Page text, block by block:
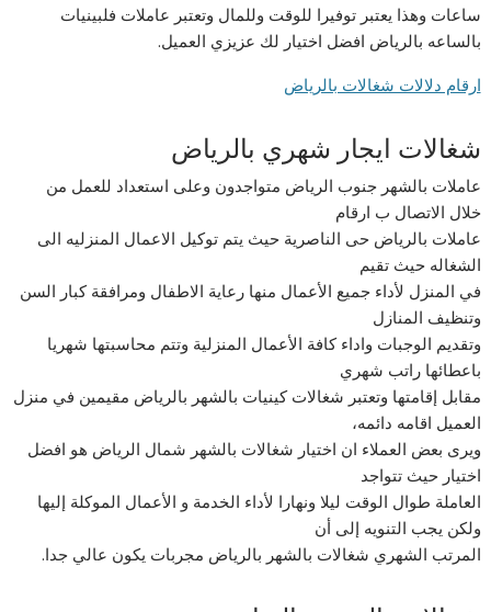
ساعات وهذا يعتبر توفيرا للوقت وللمال وتعتبر عاملات فلبينيات
بالساعه بالرياض افضل اختيار لك عزيزي العميل.
ارقام دلالات شغالات بالرياض
شغالات ايجار شهري بالرياض
عاملات بالشهر جنوب الرياض متواجدون وعلى استعداد للعمل من
خلال الاتصال ب ارقام
عاملات بالرياض حى الناصرية حيث يتم توكيل الاعمال المنزليه الى
الشغاله حيث تقيم
في المنزل لأداء جميع الأعمال منها رعاية الاطفال ومرافقة كبار السن
وتنظيف المنازل
وتقديم الوجبات واداء كافة الأعمال المنزلية وتتم محاسبتها شهريا
باعطائها راتب شهري
مقابل إقامتها وتعتبر شغالات كينيات بالشهر بالرياض مقيمين في منزل
العميل اقامه دائمه،
ويرى بعض العملاء ان اختيار شغالات بالشهر شمال الرياض هو افضل
اختيار حيث تتواجد
العاملة طوال الوقت ليلا ونهارا لأداء الخدمة و الأعمال الموكلة إليها
ولكن يجب التنويه إلى أن
المرتب الشهري شغالات بالشهر بالرياض مجربات يكون عالي جدا.